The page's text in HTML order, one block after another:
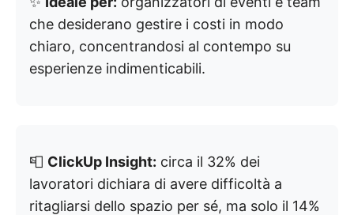
che desiderano gestire i costi in modo
chiaro, concentrandosi al contempo su
esperienze indimenticabili.
📮 ClickUp Insight: circa il 32% dei
lavoratori dichiara di avere difficoltà a
ritagliarsi dello spazio per sé, ma solo il 14%